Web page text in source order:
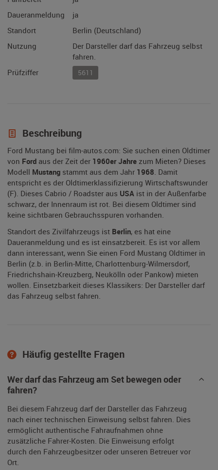
Daueranmeldung
ja
Standort
Berlin (Deutschland)
Nutzung
Der Darsteller darf das Fahrzeug selbst
fahren.
Prüfziffer
5611
Beschreibung
Ford Mustang bei film-autos.com: Sie suchen einen Oldtimer
von Ford aus der Zeit der 1960er Jahre zum Mieten? Dieses
Modell Mustang stammt aus dem Jahr 1968. Damit
entspricht es der Oldtimerklassifizierung Wirtschaftswunder
(F). Dieses Cabrio / Roadster aus USA ist in der Außenfarbe
schwarz, der Innenraum ist rot. Bei diesem Oldtimer sind
keine sichtbaren Gebrauchsspuren vorhanden.
Standort des Zivilfahrzeugs ist Berlin, es hat eine
Daueranmeldung und es ist einsatzbereit. Es ist vor allem
dann interessant, wenn Sie einen Ford Mustang Oldtimer in
Berlin (z.b. in Berlin-Mitte, Charlottenburg-Wilmersdorf,
Friedrichshain-Kreuzberg, Neukölln oder Pankow) mieten
wollen. Einsetzbarkeit dieses Klassikers: Der Darsteller darf
das Fahrzeug selbst fahren.
Häufig gestellte Fragen
Wer darf das Fahrzeug am Set bewegen oder
fahren?
Bei diesem Fahrzeug darf der Darsteller das Fahrzeug
nach einer technischen Einweisung selbst fahren. Dies
ermöglicht authentische Fahraufnahmen ohne
zusätzliche Fahrer-Kosten. Die Einweisung erfolgt
durch den Fahrzeugbesitzer oder unseren Betreuer vor
Ort.